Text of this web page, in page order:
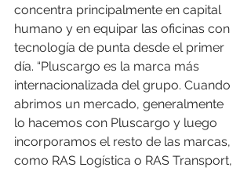
concentra principalmente en capital
humano y en equipar las oficinas con
tecnología de punta desde el primer
día. “Pluscargo es la marca más
internacionalizada del grupo. Cuando
abrimos un mercado, generalmente
lo hacemos con Pluscargo y luego
incorporamos el resto de las marcas,
como RAS Logística o RAS Transport,